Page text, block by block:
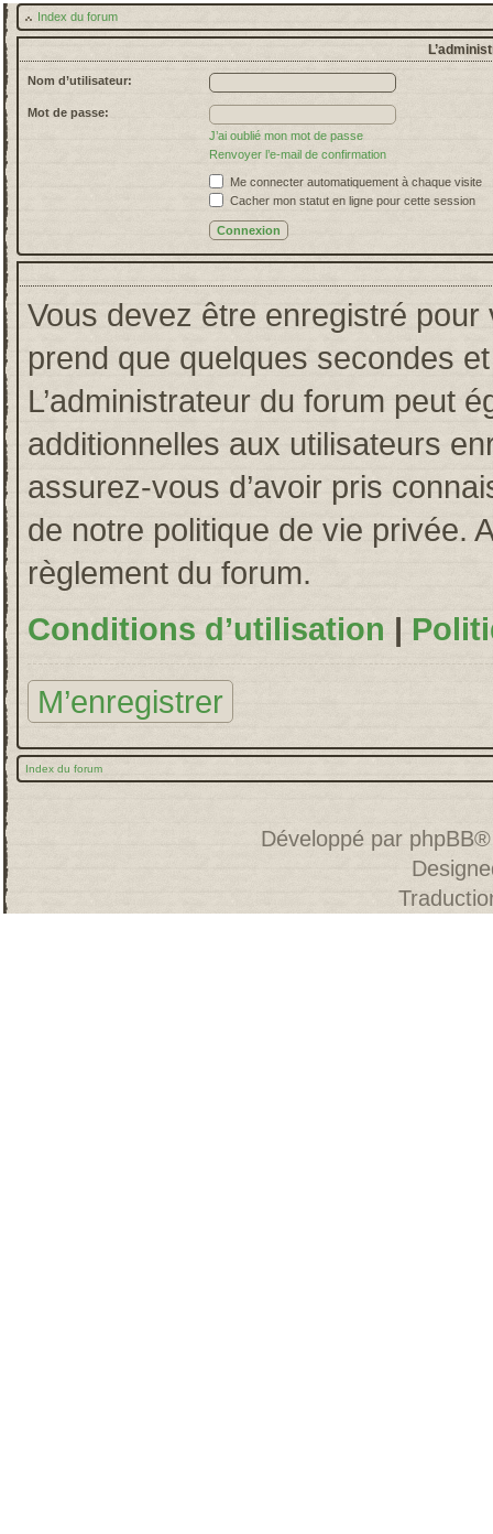
Index du forum
Nom d’utilisateur:
Mot de passe:
J’ai oublié mon mot de passe
Renvoyer l’e-mail de confirmation
Me connecter automatiquement à chaque visite
Cacher mon statut en ligne pour cette session
Vous devez être enregistré pour
prend que quelques secondes
L’administrateur du forum peut
additionnelles aux utilisateurs
assurez-vous d’avoir pris
de notre politique de vie privée.
règlement du forum.
Conditions d’utilisation |
M’enregistrer
Index du forum
Développé par phpBB®